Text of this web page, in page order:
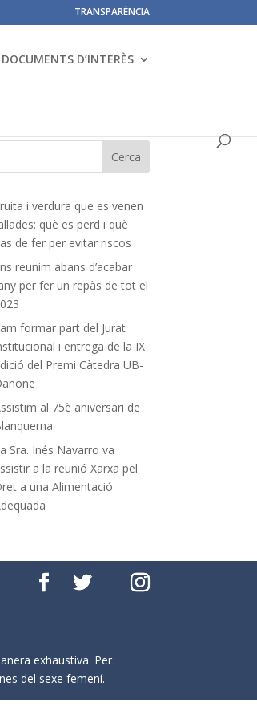
TRANSPARÈNCIA
DOCUMENTS D’INTERÈS
i verdura que es venen
què es perd i què
de fer per evitar riscos
reunim abans d’acabar
per fer un repàs de tot el
formar part del Jurat
i entrega de la IX
del Premi Càtedra UB-
al 75è aniversari de
Sra. Inés Navarro va
a la reunió Xarxa pel
a una Alimentació
exhaustiva. Per
del sexe femení.